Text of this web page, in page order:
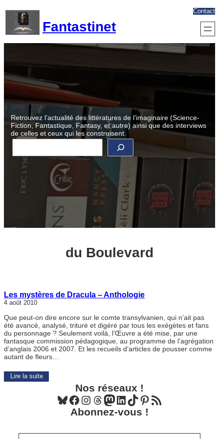
contenu
Fantastinet
Contact
Retrouvez l’actualité des littératures de l’imaginaire (Science-
Fiction, Fantastique, Fantasy, et autre) ainsi que des interviews
de celles et ceux qui les construisent.
R
c
du Boulevard
Les mystères de Dracula – Anthologie
4 août 2010
Que peut-on dire encore sur le comte transylvanien, qui n’ait pas
été avancé, analysé, trituré et digéré par tous les exégètes et fans
du personnage ? Seulement voilà, l’Œuvre a été mise, par une
fantasque commission pédagogique, au programme de l’agrégation
d’anglais 2006 et 2007. Et les recueils d’articles de pousser comme
autant de fleurs…
Lire la suite
Nos réseaux !
Bluesky Facebook Instagram Threads Mastodon LinkedIn TikTok Pinterest Flux RSS
Abonnez-vous !